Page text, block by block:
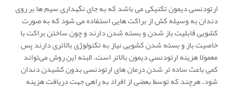
ارتودنسی دیمون تکنیکی می باشد که به جای نگهداری سیم ها بر روی
دندان به وسیله کش از براکت هایی استفاده می شود که به صورت
کشویی قابلیت باز شدن و بسته شدن دارند و چون ساختن براکت با
خاصیت باز و بسته شدن کشویی نیاز به تکنولوژی بالاتری دارند پس
معمولا هزینه ارتودنسی دیمون بالاتر است. البته این روش می‌تواند
کمی باعث ساده تر شدن درمان های ارتودنسی بدون کشیدن دندان
شود، هرچند که توسط بعضی از افراد به راهی جهت دریافت هزینه